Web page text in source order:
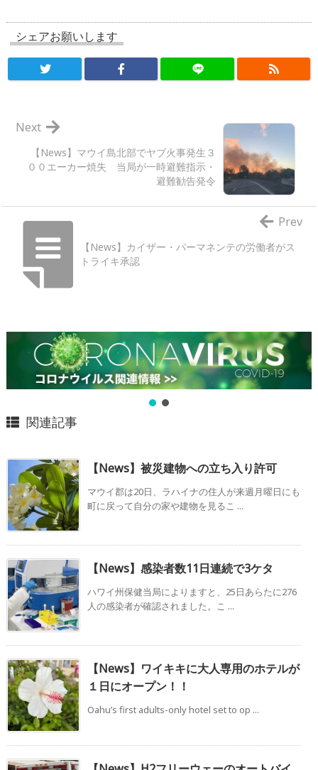
シェアお願いします
【News】マウイ島北部でヤブ火事発生３
００エーカー焼失 当局が一時避難指示・
避難勧告発令
Next
【News】カイザー・パーマネンテの労働者がス
トライキ承認
Prev
関連記事
【News】被災建物への立ち入り許可
マウイ郡は20日、ラハイナの住人が来週月曜日にも
町に戻って自分の家や建物を見るこ ...
【News】感染者数11日連続で3ケタ
ハワイ州保健当局によりますと、25日あらたに276
人の感染者が確認されました。こ ...
【News】ワイキキに大人専用のホテルが
１日にオープン！！
Oahu’s first adults-only hotel set to op ...